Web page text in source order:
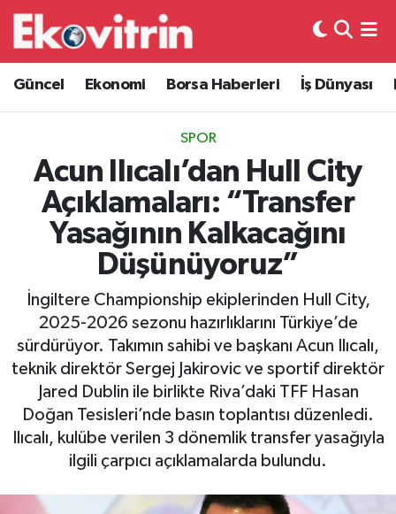
Güncel Ekonomi Borsa Haberleri İş Dünyası
SPOR
Acun Ilıcalı’dan Hull City
Açıklamaları: “Transfer
Yasağının Kalkacağını
Düşünüyoruz”
İngiltere Championship ekiplerinden Hull City,
2025-2026 sezonu hazırlıklarını Türkiye’de
sürdürüyor. Takımın sahibi ve başkanı Acun Ilıcalı,
teknik direktör Sergej Jakirovic ve sportif direktör
Jared Dublin ile birlikte Riva’daki TFF Hasan
Doğan Tesisleri’nde basın toplantısı düzenledi.
Ilıcalı, kulübe verilen 3 dönemlik transfer yasağıyla
ilgili çarpıcı açıklamalarda bulundu.
Güncel
Ekonomi
Borsa Haberleri
İş Dünyası
Lojistik
Otovitrin
Asayiş
Magazin
Gayrimenkul
Spor
Hava Durumu
Trafik Durumu
Süper Lig Puan Durumu ve Fikstür
Tüm Manşetler
Son Dakika Haberleri
Haber Arşivi